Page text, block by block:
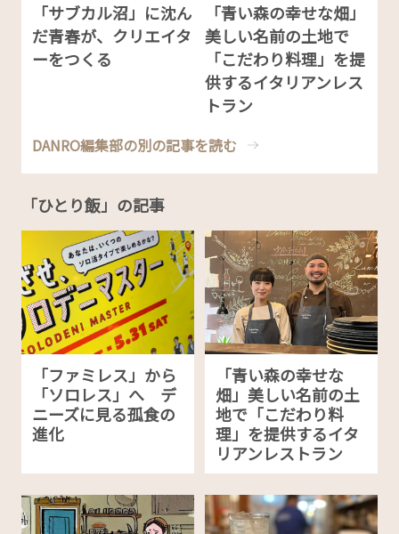
「サブカル沼」に沈ん
だ青春が、クリエイタ
ーをつくる
「青い森の幸せな畑」
美しい名前の土地で
「こだわり料理」を提
供するイタリアンレス
トラン
DANRO編集部の別の記事を読む
「ひとり飯」の記事
「ファミレス」から
「ソロレス」へ デ
ニーズに見る孤食の
進化
「青い森の幸せな
畑」美しい名前の土
地で「こだわり料
理」を提供するイタ
リアンレストラン